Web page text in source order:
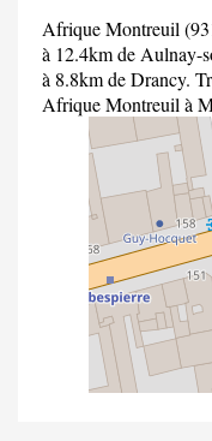
Afrique Montreuil
à 12.4km de Aulnay-
à 8.8km de Drancy.
Afrique Montreuil à